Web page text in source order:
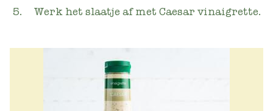
Werk het slaatje af met Caesar vinaigrette.